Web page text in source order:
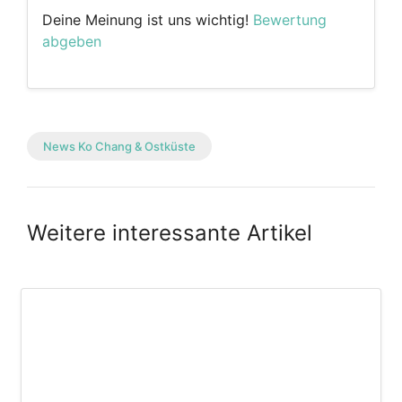
Deine Meinung ist uns wichtig! Bewertung
abgeben
News Ko Chang & Ostküste
Weitere interessante Artikel